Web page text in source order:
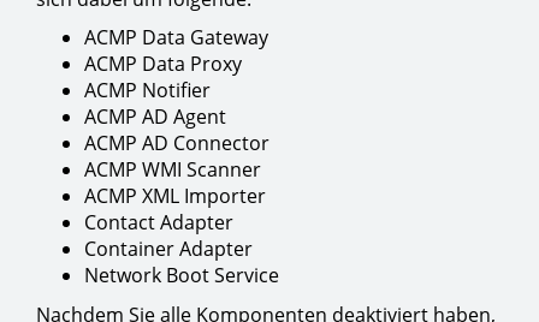
ACMP Data Gateway
ACMP Data Proxy
ACMP Notifier
ACMP AD Agent
ACMP AD Connector
ACMP WMI Scanner
ACMP XML Importer
Contact Adapter
Container Adapter
Network Boot Service
Nachdem Sie alle Komponenten deaktiviert haben,